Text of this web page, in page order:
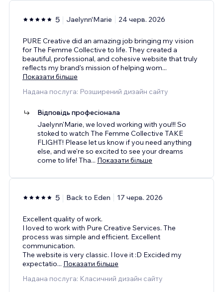
5 Jaelynn'Marie 24 черв. 2026
PURE Creative did an amazing job bringing my vision
for The Femme Collective to life. They created a
beautiful, professional, and cohesive website that truly
reflects my brand's mission of helping wom...
Показати більше
Надана послуга: Розширений дизайн сайту
Відповідь професіонала
Jaelynn'Marie, we loved working with you!!! So
stoked to watch The Femme Collective TAKE
FLIGHT! Please let us know if you need anything
else, and we're so excited to see your dreams
come to life! Tha... Показати більше
5 Back to Eden 17 черв. 2026
Excellent quality of work.
I loved to work with Pure Creative Services. The
process was simple and efficient. Excellent
communication.
The website is very classic. I love it :D Excided my
expectatio... Показати більше
Надана послуга: Класичний дизайн сайту